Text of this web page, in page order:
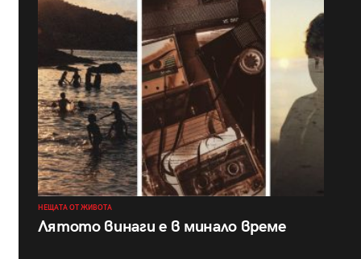
НЕЩАТА ОТ ЖИВОТА
Лятото винаги е в минало време